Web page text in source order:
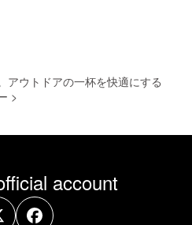
アウトドアの一杯を快適にする
>
account